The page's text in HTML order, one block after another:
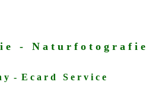
e - N a t u r f o t o g r a f i e
y - E c a r d S e r v i c e